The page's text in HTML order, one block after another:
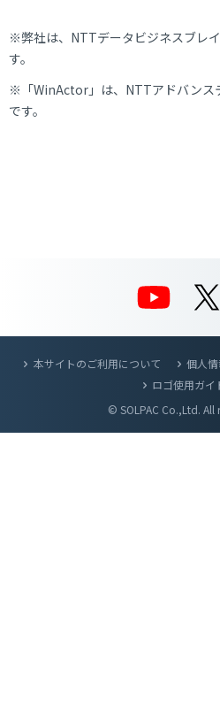
※弊社は、 NTTデータビジネスブレ
す。
※「WinActor」 は、 NTTアドバンス
です。
本サイトのご利用について 個人
ロゴ使用ガイ
© SOLPAC Co.,Ltd. All